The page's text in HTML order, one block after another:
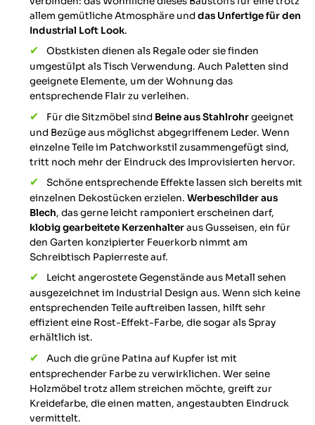
allem gemütliche Atmosphäre unddas Unfertige für den
Industrial Loft Look.
Obstkisten dienen als Regale oder sie finden
umgestülpt als Tisch Verwendung. Auch Paletten sind
geeignete Elemente, um der Wohnung das
entsprechende Flair zu verleihen.
Für die Sitzmöbel sind Beine aus Stahlrohrgeeignet
und Bezüge aus möglichst abgegriffenem Leder. Wenn
einzelne Teile im Patchworkstil zusammengefügt sind,
tritt noch mehr der Eindruck des Improvisierten hervor.
Schöne entsprechende Effekte lassen sich bereits mit
einzelnen Dekostücken erzielen.Werbeschilder aus
Blech, das gerne leicht ramponiert erscheinen darf,
klobig gearbeitete Kerzenhalteraus Gusseisen, ein für
den Garten konzipierter Feuerkorb nimmt am
Schreibtisch Papierreste auf.
Leicht angerostete Gegenstände aus Metall sehen
ausgezeichnet im Industrial Design aus. Wenn sich keine
entsprechenden Teile auftreiben lassen, hilft sehr
effizient eine Rost-Effekt-Farbe, die sogar als Spray
erhältlich ist.
Auch die grüne Patina auf Kupfer ist mit
entsprechender Farbe zu verwirklichen. Wer seine
Holzmöbel trotz allem streichen möchte, greift zur
Kreidefarbe, die einen matten, angestaubten Eindruck
vermittelt.
Michele D
Schnell und geliefert, alles top👍Tolle
Garderobenstange auf Maß. Sehr stabil
und sieht hochwertig aus. Bin sehr
zufrieden
Hilfreich? Ja Teilen
Twitter
Facebook
Karlsruhe, DE, 27.1.2026
Markus W
Alles Spitze. Produkt wie beschrieben und
schnelle Lieferung! Dieses Industrie-
Design passt perfekt in meinen Wohnung.
Hilfreich? Ja Teilen Berlin, DE, 7.1.2026
Einfache Bestellung und schneller Versand.
Gut verpackt und alles vorhanden
Hilfreich Ja Teilen
Twitter
Facebook
Rostock, DE, 29.12.2025